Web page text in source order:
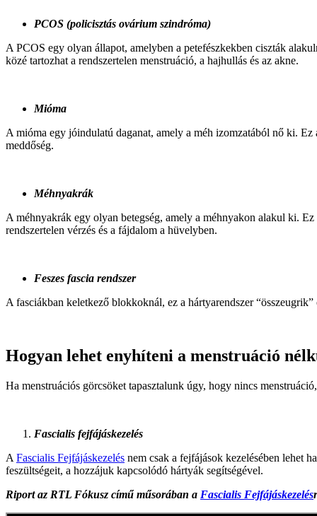
PCOS (policisztás ovárium szindróma)
A PCOS egy olyan állapot, amelyben a petefészkekben ciszták
közé tartozhat a rendszertelen menstruáció, a hajhullás és az akne.
Mióma
A mióma egy jóindulatú daganat, amely a méh izomzatából nő ki.
meddőség.
Méhnyakrák
A méhnyakrák egy olyan betegség, amely a méhnyakon alakul ki.
rendszertelen vérzés és a fájdalom a hüvelyben.
Feszes fascia rendszer
A fasciákban keletkező blokkoknál, ez a hártyarendszer
Hogyan lehet enyhíteni a menstruáció
Ha menstruációs görcsöket tapasztalunk úgy, hogy nincs
Fascialis fejfájáskezelés
A Fascialis Fejfájáskezelés nem csak a fejfájások kezelésében lehet
feszültségeit, a hozzájuk kapcsolódó hártyák segítségével.
Riport az RTL Fókusz című műsorában a Fascialis Fejfájáskezelés